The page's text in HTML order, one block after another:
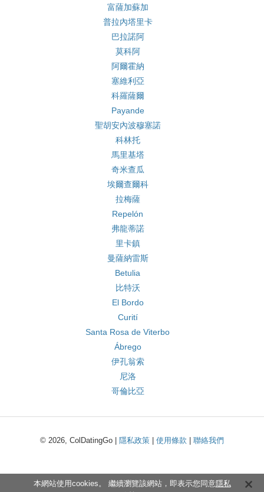
富薩加蘇加
普拉內塔里卡
巴拉諾阿
莫科阿
阿爾霍納
塞維利亞
科羅薩爾
Payande
聖胡安內波穆塞諾
科林托
馬里基塔
奇米查瓜
埃爾查爾科
拉梅薩
Repelón
弗龍蒂諾
里卡鎮
曼薩納雷斯
Betulia
比特沃
El Bordo
Curití
Santa Rosa de Viterbo
Ábrego
伊孔翁索
尼洛
哥倫比亞
© 2026, ColDatingGo | 隱私政策 使用條款 聯絡我們
本網站使用cookies。 繼續瀏覽該網站，即表示您同意隱私